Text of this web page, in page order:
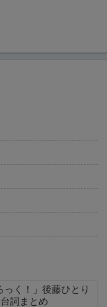
っく！」後藤ひとり
詞まとめ